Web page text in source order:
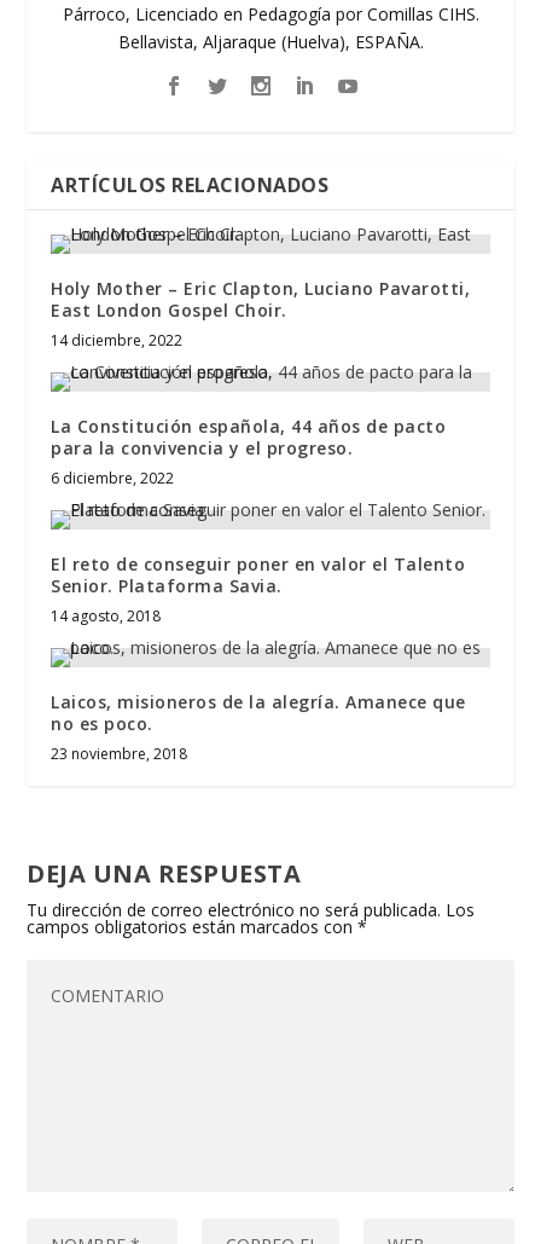
Párroco, Licenciado en Pedagogía por Comillas CIHS.
Bellavista, Aljaraque (Huelva), ESPAÑA.
ARTÍCULOS RELACIONADOS
Holy Mother – Eric Clapton, Luciano Pavarotti,
East London Gospel Choir.
14 diciembre, 2022
La Constitución española, 44 años de pacto
para la convivencia y el progreso.
6 diciembre, 2022
El reto de conseguir poner en valor el Talento
Senior. Plataforma Savia.
14 agosto, 2018
Laicos, misioneros de la alegría. Amanece que
no es poco.
23 noviembre, 2018
DEJA UNA RESPUESTA
Tu dirección de correo electrónico no será publicada. Los
campos obligatorios están marcados con*